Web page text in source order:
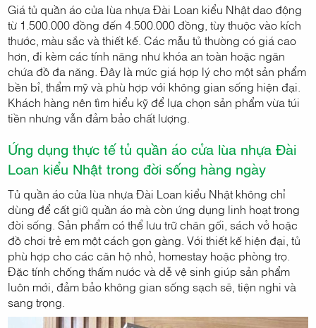
Giá tủ quần áo cửa lùa nhựa Đài Loan kiểu Nhật dao động
từ 1.500.000 đồng đến 4.500.000 đồng, tùy thuộc vào kích
thước, màu sắc và thiết kế. Các mẫu tủ thường có giá cao
hơn, đi kèm các tính năng như khóa an toàn hoặc ngăn
chứa đồ đa năng. Đây là mức giá hợp lý cho một sản phẩm
bền bỉ, thẩm mỹ và phù hợp với không gian sống hiện đại.
Khách hàng nên tìm hiểu kỹ để lựa chọn sản phẩm vừa túi
tiền nhưng vẫn đảm bảo chất lượng.
Ứng dụng thực tế tủ quần áo cửa lùa nhựa Đài
Loan kiểu Nhật trong đời sống hàng ngày
Tủ quần áo cửa lùa nhựa Đài Loan kiểu Nhật không chỉ
dùng để cất giữ quần áo mà còn ứng dụng linh hoạt trong
đời sống. Sản phẩm có thể lưu trữ chăn gối, sách vở hoặc
đồ chơi trẻ em một cách gọn gàng. Với thiết kế hiện đại, tủ
phù hợp cho các căn hộ nhỏ, homestay hoặc phòng trọ.
Đặc tính chống thấm nước và dễ vệ sinh giúp sản phẩm
luôn mới, đảm bảo không gian sống sạch sẽ, tiện nghi và
sang trọng.